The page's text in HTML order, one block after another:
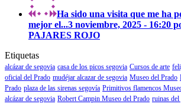
Ha sido una visita que me ha
mejor el...3 noviembre, 2025 - 16:20
PAJARES ROJO
Etiquetas
alcázar de segovia casa de los picos segovia Cursos de arte
oficial del Prado mudéjar alcazar de segovia Museo del Prado
Prado plaza de las sirenas segovía Primitivos flamencos
alcázar de segovia Robert Campin Museo del Prado ruinas del